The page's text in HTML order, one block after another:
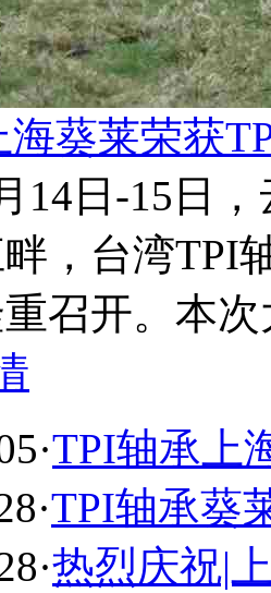
葵莱荣获
14日-15日
，台湾TPI
召开。本次
·TPI轴承上
·TPI轴承葵
·热烈庆祝|